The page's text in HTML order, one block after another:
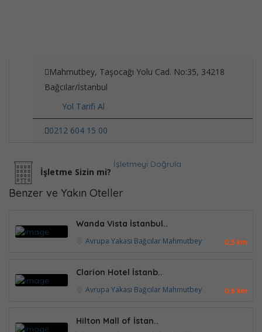
Mahmutbey, Taşocağı Yolu Cad. No:35, 34218
Bağcılar/İstanbul
Yol Tarifi Al
0212 604 15 00
İşletme Sizin mi?
İşletmeyi Doğrula
Benzer ve Yakın Oteller
Wanda Vista İstanbul..
Avrupa Yakası Bağcılar Mahmutbey 0,5 km
Clarion Hotel İstanb..
Avrupa Yakası Bağcılar Mahmutbey 0,6 km
Hilton Mall of İstan..